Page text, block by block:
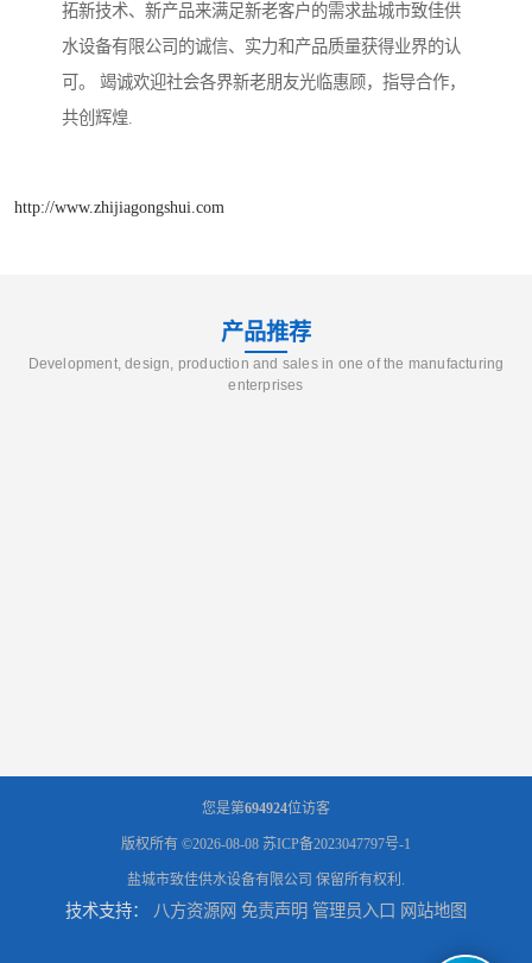
拓新技术、新产品来满足新老客户的需求盐城市致佳供
水设备有限公司的诚信、实力和产品质量获得业界的认
可。 竭诚欢迎社会各界新老朋友光临惠顾，指导合作，
共创辉煌.
http://www.zhijiagongshui.com
产品推荐
Development, design, production and sales in one of the manufacturing
enterprises
您是第694924位访客
版权所有 ©2026-08-08 苏ICP备2023047797号-1
盐城市致佳供水设备有限公司 保留所有权利.
技术支持： 八方资源网 免责声明 管理员入口 网站地图